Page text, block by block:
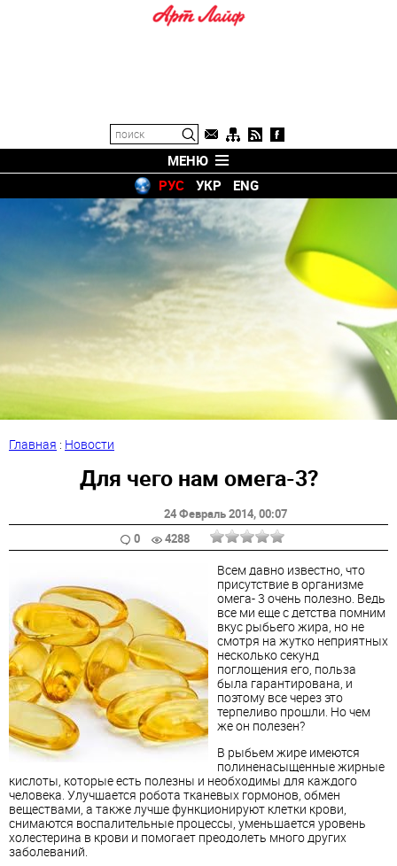
МЕНЮ
РУС
УКР ENG
Главная : Новости
Для чего нам омега-3?
24 Февраль 2014, 00:07
0
4288
Всем давно известно, что
присутствие в организме
омега- 3 очень полезно. Ведь
все ми еще с детства помним
вкус рыбьего жира, но не
смотря на жутко неприятных
несколько секунд
поглощения его, польза
была гарантирована, и
поэтому все через это
терпеливо прошли. Но чем
же он полезен?
В рыбьем жире имеются
полиненасыщенные жирные
кислоты, которые есть полезны и необходимы для каждого
человека. Улучшается робота тканевых гормонов, обмен
веществами, а также лучше функционируют клетки крови,
снимаются воспалительные процессы, уменьшается уровень
холестерина в крови и помогает преодолеть много других
заболеваний.